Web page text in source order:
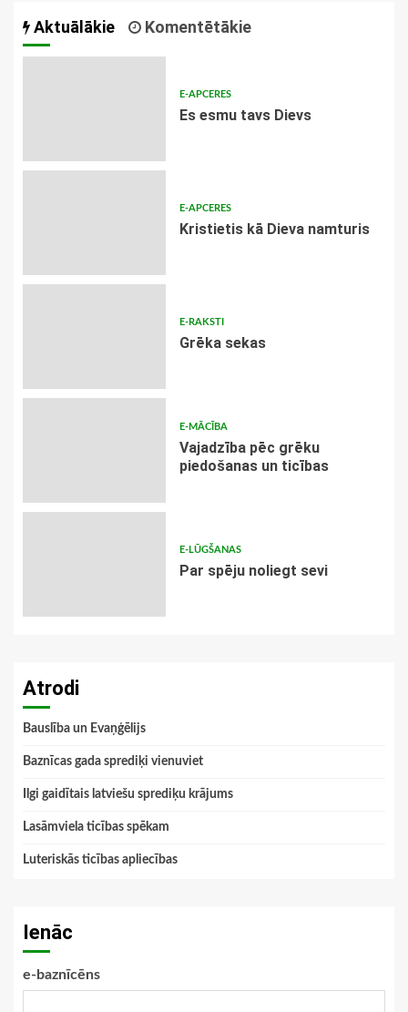
Aktuālākie Komentētākie
E-APCERES
Es esmu tavs Dievs
E-APCERES
Kristietis kā Dieva namturis
E-RAKSTI
Grēka sekas
E-MĀCĪBA
Vajadzība pēc grēku
piedošanas un ticības
E-LŪGŠANAS
Par spēju noliegt sevi
Atrodi
Bauslība un Evaņģēlijs
Baznīcas gada sprediķi vienuviet
Ilgi gaidītais latviešu sprediķu krājums
Lasāmviela ticības spēkam
Luteriskās ticības apliecības
Ienāc
e-baznīcēns